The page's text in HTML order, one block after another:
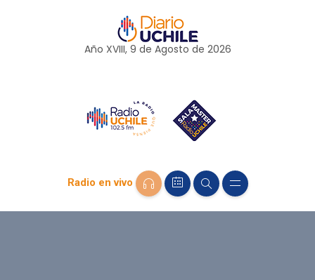
Año XVIII, 9 de Agosto de 2026
Radio en vivo